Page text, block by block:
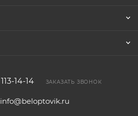
14-14 ЗАКАЗАТЬ ЗВОНОК
info@beloptovik.ru